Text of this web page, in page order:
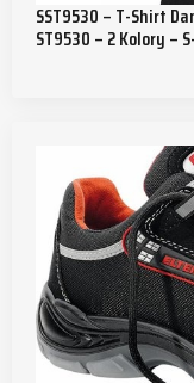
SST9530 – T-Shirt
ST9530 – 2 Kolory –